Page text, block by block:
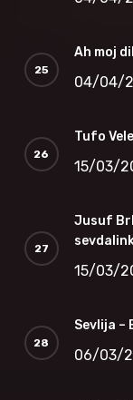
Ah moj
04/04/
Tufo
15/03/
Jusuf
15/03/
Sevlija –
06/03/